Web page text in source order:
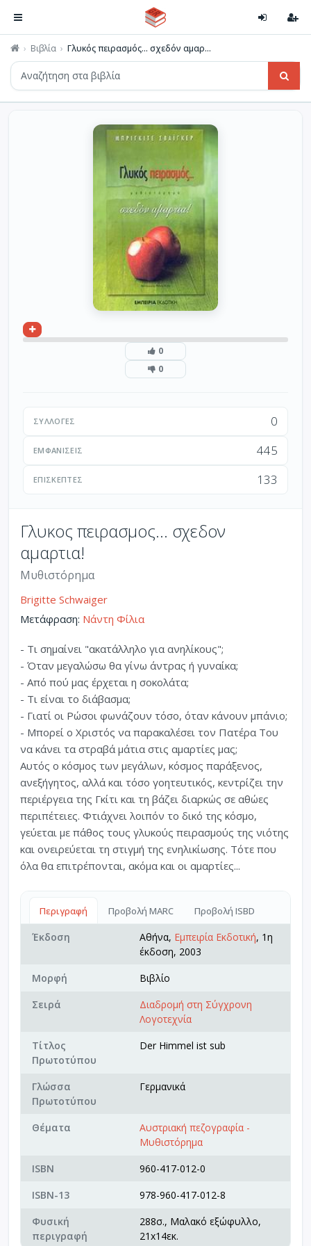
Βιβλία Γλυκός πειρασμός... σχεδόν αμαρ...
0
0
ΣΥΛΛΟΓΈΣ 0
ΕΜΦΑΝΊΣΕΙΣ 445
ΕΠΙΣΚΈΠΤΕΣ 133
Γλυκος πειρασμος... σχεδον
αμαρτια!
Μυθιστόρημα
Brigitte Schwaiger
Μετάφραση: Νάντη Φίλια
- Τι σημαίνει "ακατάλληλο για ανηλίκους";
- Όταν μεγαλώσω θα γίνω άντρας ή γυναίκα;
- Από πού μας έρχεται η σοκολάτα;
- Τι είναι το διάβασμα;
- Γιατί οι Ρώσοι φωνάζουν τόσο, όταν κάνουν μπάνιο;
- Μπορεί ο Χριστός να παρακαλέσει τον Πατέρα Του
να κάνει τα στραβά μάτια στις αμαρτίες μας;
Αυτός ο κόσμος των μεγάλων, κόσμος παράξενος,
ανεξήγητος, αλλά και τόσο γοητευτικός, κεντρίζει την
περιέργεια της Γκίτι και τη βάζει διαρκώς σε αθώες
περιπέτειες. Φτιάχνει λοιπόν το δικό της κόσμο,
γεύεται με πάθος τους γλυκούς πειρασμούς της νιότης
και ονειρεύεται τη στιγμή της ενηλικίωσης. Τότε που
όλα θα επιτρέπονται, ακόμα και οι αμαρτίες...
Περιγραφή Προβολή MARC Προβολή ISBD
Έκδοση Αθήνα, Εμπειρία Εκδοτική, 1η
έκδοση, 2003
Μορφή
Βιβλίο
Σειρά
Διαδρομή στη Σύγχρονη
Λογοτεχνία
Τίτλος
Πρωτοτύπου
Der Himmel ist sub
Γλώσσα
Πρωτοτύπου
Γερμανικά
Θέματα
Αυστριακή πεζογραφία -
Μυθιστόρημα
ISBN
960-417-012-0
ISBN-13
978-960-417-012-8
Φυσική
περιγραφή
288σ., Μαλακό εξώφυλλο,
21x14εκ.